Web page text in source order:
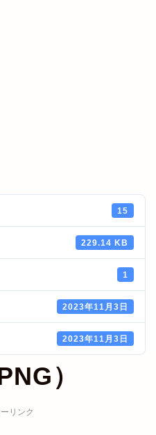
15
229.14 KB
1
2023年11月3日
2023年11月3日
）
リンク